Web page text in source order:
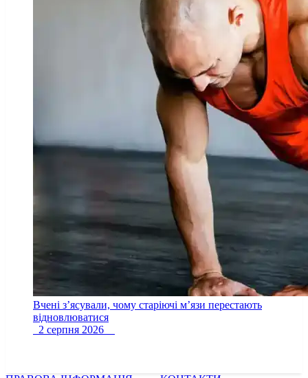
Вчені з’ясували, чому старіючі м’язи перестають
відновлюватися
2 серпня 2026